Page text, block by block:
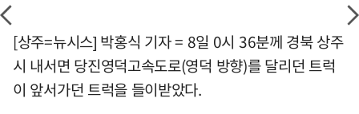
[상주=뉴시스] 박홍식 기자 = 8일 0시 36분께 경북 상주
시 내서면 당진영덕고속도로(영덕 방향)를 달리던 트럭
이 앞서가던 트럭을 들이받았다.